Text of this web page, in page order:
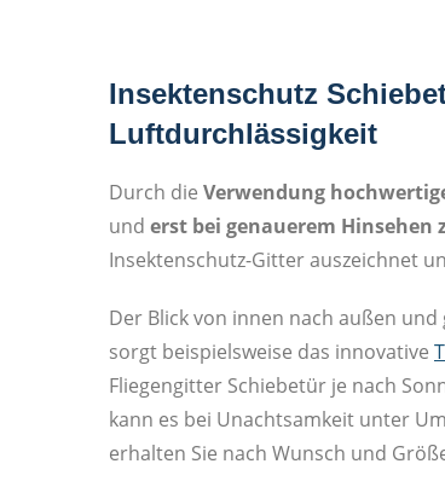
Insektenschutz
Luftdurchlässigkeit
Durch die Verwendung
und erst bei genauerem Hinsehen
Insektenschutz-Gitter auszeichnet
Der Blick von innen nach außen
sorgt beispielsweise das innovative
Fliegengitter Schiebetür je nach
kann es bei Unachtsamkeit unter
erhalten Sie nach Wunsch und